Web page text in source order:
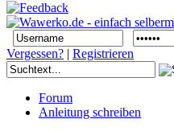
Vergessen? | Registrieren
Forum
Anleitung schreiben